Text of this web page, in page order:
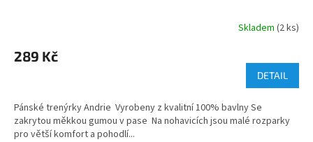
Skladem (2 ks)
289 Kč
DETAIL
Pánské trenýrky Andrie Vyrobeny z kvalitní 100% bavlny Se
zakrytou měkkou gumou v pase Na nohavicích jsou malé rozparky
pro větší komfort a pohodlí...